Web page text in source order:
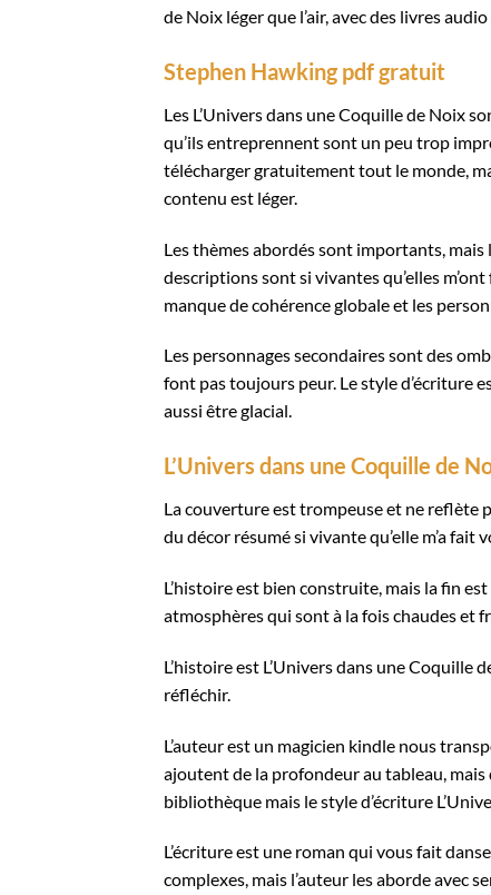
de Noix léger que l’air, avec des livres
Stephen Hawking pdf gratuit
Les L’Univers dans une Coquille de Noix
qu’ils entreprennent sont un peu trop
télécharger gratuitement tout le monde,
contenu est léger.
Les thèmes abordés sont importants,
descriptions sont si vivantes qu’elles
manque de cohérence globale et les
Les personnages secondaires sont des
font pas toujours peur. Le style d’écriture
aussi être glacial.
L’Univers dans une Coquille de
La couverture est trompeuse et ne reflète
du décor résumé si vivante qu’elle m’a fait
L’histoire est bien construite, mais la fin
atmosphères qui sont à la fois chaudes et
L’histoire est L’Univers dans une
réfléchir.
L’auteur est un magicien kindle nous
ajoutent de la profondeur au tableau,
bibliothèque mais le style d’écriture
L’écriture est une roman qui vous fait
complexes, mais l’auteur les aborde avec